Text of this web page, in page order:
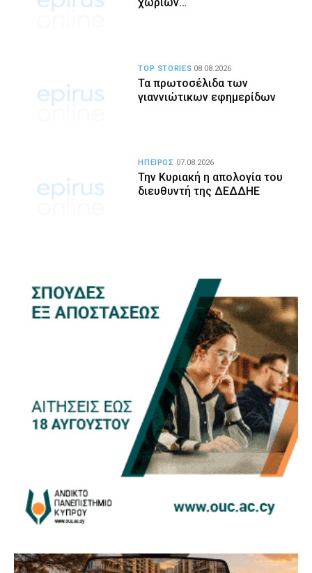
χωριών…
Τα πρωτοσέλιδα των
γιαννιώτικων εφημερίδων
TOP STORIES 08.08.2026
Την Κυριακή η απολογία του
διευθυντή της ΔΕΔΔΗΕ
ΗΠΕΙΡΟΣ 07.08.2026